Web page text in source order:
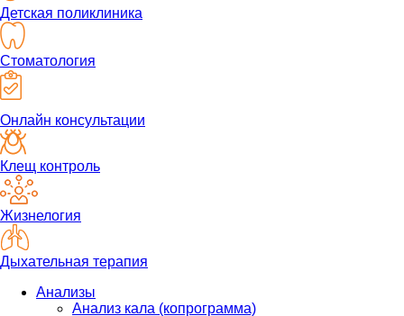
Детская поликлиника
Стоматология
Онлайн консультации
Клещ контроль
Жизнелогия
Дыхательная терапия
Анализы
Анализ кала (копрограмма)